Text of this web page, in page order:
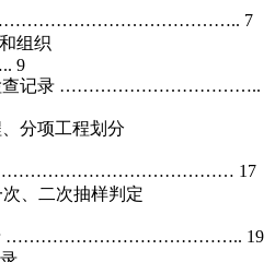
………………………………………….. 7
组织
9
检查记录 ……………………………..
分项工程划分
……………………………………… 17
、二次抽样判定
记录 ………………………………….. 19